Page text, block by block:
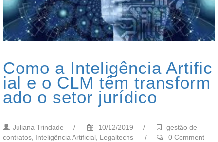
Como a Inteligência Artific
ial e o CLM têm transform
ado o setor jurídico
Juliana Trindade / 10/12/2019 /
gestão de
contratos, Inteligência Artificial, Legaltechs / 0 Comment